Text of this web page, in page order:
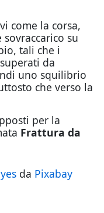
come la corsa,
su
tali che i
da
uno squilibrio
che verso la
per la
Frattura da
da Pixabay